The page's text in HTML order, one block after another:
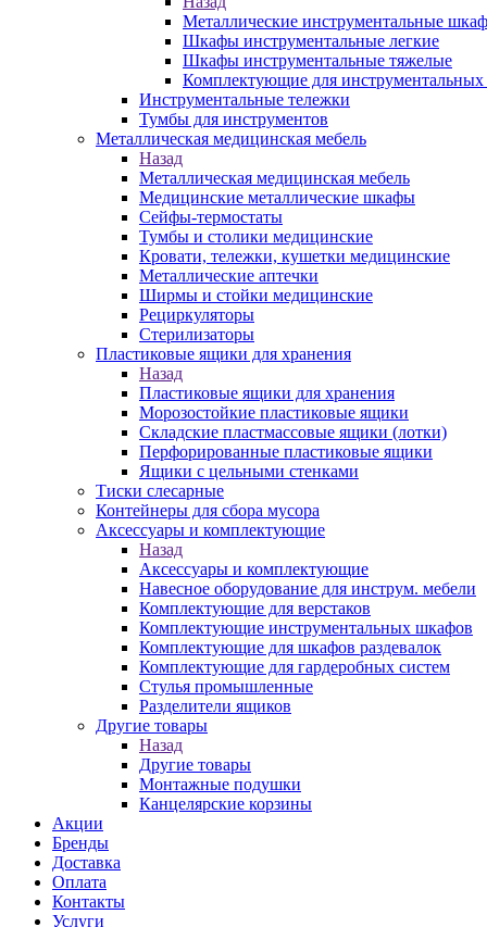
Металлические инструментальные
Шкафы инструментальные легкие
Шкафы инструментальные тяжелые
Комплектующие для
Инструментальные тележки
Тумбы для инструментов
Металлическая медицинская мебель
Назад
Металлическая медицинская мебель
Медицинские металлические шкафы
Сейфы-термостаты
Тумбы и столики медицинские
Кровати, тележки, кушетки медицинские
Металлические аптечки
Ширмы и стойки медицинские
Рециркуляторы
Стерилизаторы
Пластиковые ящики для хранения
Назад
Пластиковые ящики для хранения
Морозостойкие пластиковые ящики
Складские пластмассовые ящики (лотки)
Перфорированные пластиковые ящики
Ящики с цельными стенками
Тиски слесарные
Контейнеры для сбора мусора
Аксессуары и комплектующие
Назад
Аксессуары и комплектующие
Навесное оборудование для инструм. мебели
Комплектующие для верстаков
Комплектующие инструментальных шкафов
Комплектующие для шкафов раздевалок
Комплектующие для гардеробных систем
Стулья промышленные
Разделители ящиков
Другие товары
Назад
Другие товары
Монтажные подушки
Канцелярские корзины
Акции
Бренды
Доставка
Оплата
Контакты
Услуги